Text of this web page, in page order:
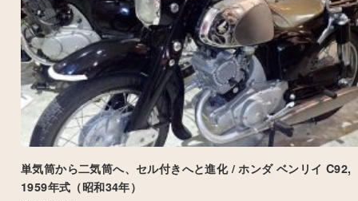
単気筒から二気筒へ、セル付きへと進化 / ホンダ ベンリイ C92,
1959年式（昭和34年）